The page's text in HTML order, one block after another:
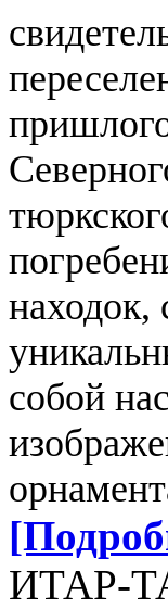
находок,
собой
ИТАР-